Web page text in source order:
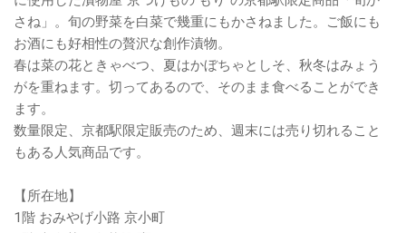
さね」。旬の野菜を白菜で幾重にもかさねました。ご飯にも
お酒にも好相性の贅沢な創作漬物。
春は菜の花ときゃべつ、夏はかぼちゃとしそ、秋冬はみょう
がを重ねます。切ってあるので、そのまま食べることができ
ます。
数量限定、京都駅限定販売のため、週末には売り切れること
もある人気商品です。
【所在地】
1階 おみやげ小路 京小町